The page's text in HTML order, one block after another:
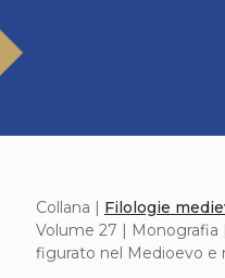
Collana | Filologie
Volume 27 |
figurato nel Medioevo e